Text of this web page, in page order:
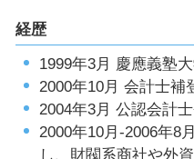
経歴
1999年3月 慶應義塾
2000年10月 会計士補
2004年3月 公認会計
2000年10月-2006年8
し、財閥系商社や外